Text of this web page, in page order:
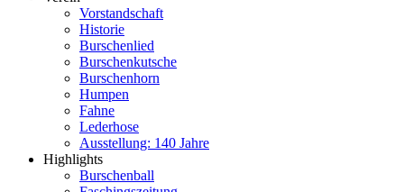
Vorstandschaft
Historie
Burschenlied
Burschenkutsche
Burschenhorn
Humpen
Fahne
Lederhose
Ausstellung: 140 Jahre
Highlights
Burschenball